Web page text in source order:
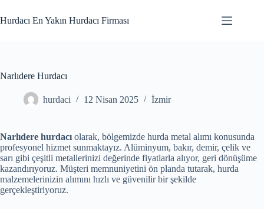
to
content
Hurdacı En Yakın Hurdacı Firması
Narlıdere Hurdacı
hurdaci 12 Nisan 2025 İzmir
Narlıdere hurdacı olarak, bölgemizde hurda metal alımı konusunda
profesyonel hizmet sunmaktayız. Alüminyum, bakır, demir, çelik ve
sarı gibi çeşitli metallerinizi değerinde fiyatlarla alıyor, geri dönüşüme
kazandırıyoruz. Müşteri memnuniyetini ön planda tutarak, hurda
malzemelerinizin alımını hızlı ve güvenilir bir şekilde
gerçekleştiriyoruz.